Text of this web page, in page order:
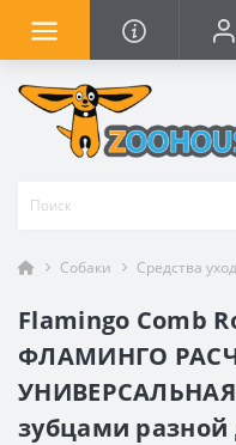
Собаки Средства
Flamingo Comb
ФЛАМИНГО
зубцами